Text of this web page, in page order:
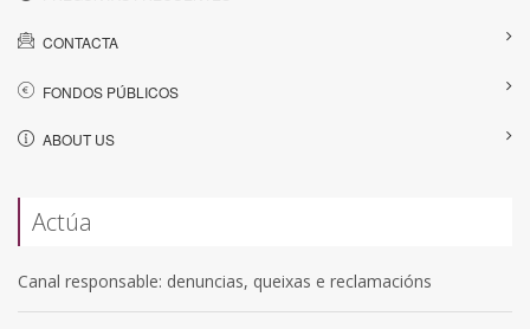
CONTACTA
FONDOS PÚBLICOS
ABOUT US
Actúa
Canal responsable: denuncias, queixas e reclamacións